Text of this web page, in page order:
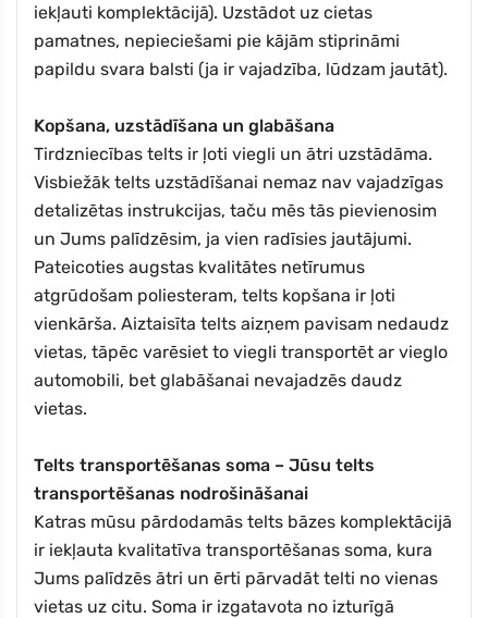
iekļauti komplektācijā). Uzstādot uz cietas
pamatnes, nepieciešami pie kājām stiprināmi
papildu svara balsti (ja ir vajadzība, lūdzam jautāt).
Kopšana, uzstādīšana un glabāšana
Tirdzniecības telts ir ļoti viegli un ātri uzstādāma.
Visbiežāk telts uzstādīšanai nemaz nav vajadzīgas
detalizētas instrukcijas, taču mēs tās pievienosim
un Jums palīdzēsim, ja vien radīsies jautājumi.
Pateicoties augstas kvalitātes netīrumus
atgrūdošam poliesteram, telts kopšana ir ļoti
vienkārša. Aiztaisīta telts aizņem pavisam nedaudz
vietas, tāpēc varēsiet to viegli transportēt ar vieglo
automobili, bet glabāšanai nevajadzēs daudz
vietas.
Telts transportēšanas soma – Jūsu telts
transportēšanas nodrošināšanai
Katras mūsu pārdodamās telts bāzes komplektācijā
ir iekļauta kvalitatīva transportēšanas soma, kura
Jums palīdzēs ātri un ērti pārvadāt telti no vienas
vietas uz citu. Soma ir izgatavota no izturīgā